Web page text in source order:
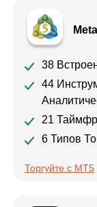
38
44
21
6 Типов
Торгуйте с МТ5